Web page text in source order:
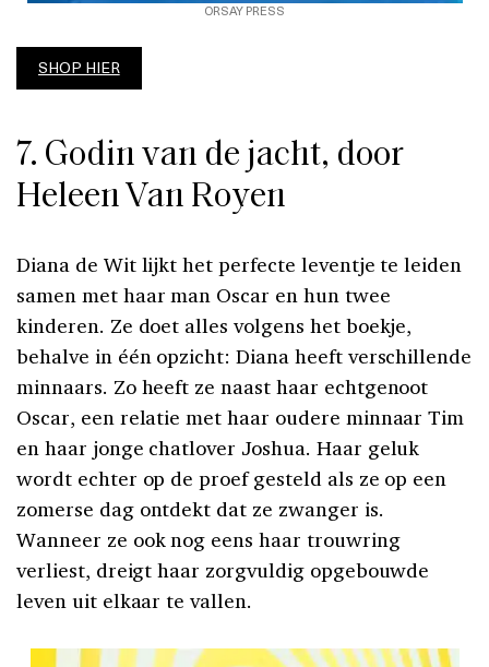
ORSAY PRESS
SHOP HIER
7. Godin van de jacht, door
Heleen Van Royen
Diana de Wit lijkt het perfecte leventje te leiden
samen met haar man Oscar en hun twee
kinderen. Ze doet alles volgens het boekje,
behalve in één opzicht: Diana heeft verschillende
minnaars. Zo heeft ze naast haar echtgenoot
Oscar, een relatie met haar oudere minnaar Tim
en haar jonge chatlover Joshua. Haar geluk
wordt echter op de proef gesteld als ze op een
zomerse dag ontdekt dat ze zwanger is.
Wanneer ze ook nog eens haar trouwring
verliest, dreigt haar zorgvuldig opgebouwde
leven uit elkaar te vallen.